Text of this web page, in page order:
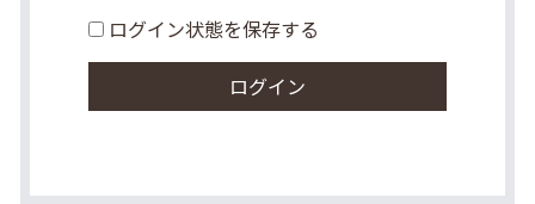
ログイン状態を保存する